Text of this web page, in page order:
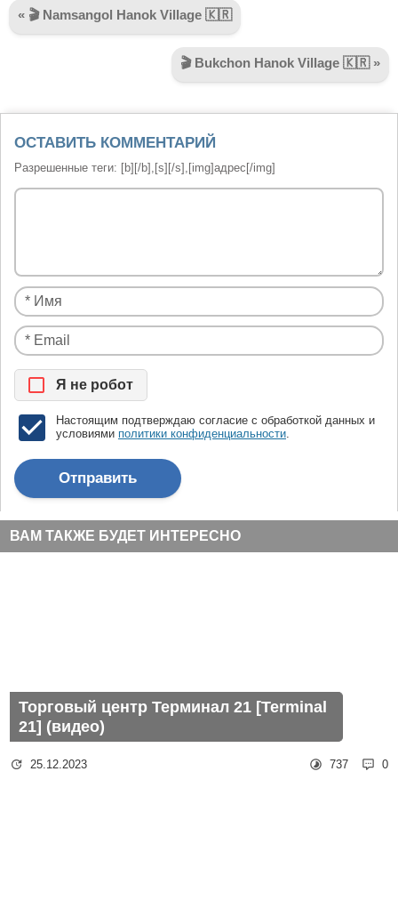
« 🎬 Namsangol Hanok Village 🇰🇷
🎬 Bukchon Hanok Village 🇰🇷 »
ОСТАВИТЬ КОММЕНТАРИЙ
Разрешенные теги: [b][/b],[s][/s],[img]адрес[/img]
Я нe рoбoт
Настоящим подтверждаю согласие с обработкой данных и
условиями политики конфиденциальности.
ВАМ ТАКЖЕ БУДЕТ ИНТЕРЕСНО
Торговый центр Терминал 21 [Terminal
21] (видео)
25.12.2023 0
737